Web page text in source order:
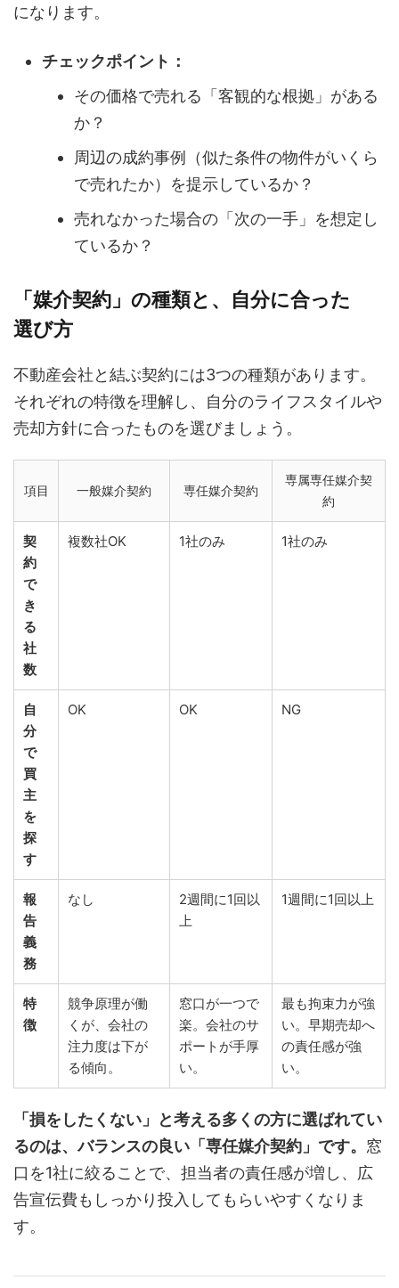
になります。
チェックポイント：
その価格で売れる「客観的な根拠」がある
か？
周辺の成約事例（似た条件の物件がいくら
で売れたか）を提示しているか？
売れなかった場合の「次の一手」を想定し
ているか？
「媒介契約」の種類と、自分に合った
選び方
不動産会社と結ぶ契約には3つの種類があります。
それぞれの特徴を理解し、自分のライフスタイルや
売却方針に合ったものを選びましょう。
項目 一般媒介契約 専任媒介契約
専属専任媒介契
約
契
約
で
き
る
社
数
複数社OK 1社のみ 1社のみ
自
分
で
買
主
を
探
す
OK OK NG
報
告
義
務
なし
2週間に1回以
上
1週間に1回以上
特
徴
競争原理が働
くが、会社の
注力度は下が
る傾向。
窓口が一つで
楽。会社のサ
ポートが手厚
い。
最も拘束力が強
い。早期売却へ
の責任感が強
い。
「損をしたくない」と考える多くの方に選ばれてい
るのは、バランスの良い「専任媒介契約」です。 窓
口を1社に絞ることで、担当者の責任感が増し、広
告宣伝費もしっかり投入してもらいやすくなりま
す。